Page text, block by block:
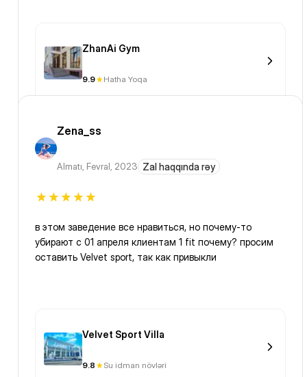
ZhanAi Gym
9.9 Hatha Yoqa
Zena_ss
Almatı, Fevral, 2023 Zal haqqında rəy
в этом заведение все нравиться, но почему-то
убирают с 01 апреля клиентам 1 fit почему? просим
оставить Velvet sport, так как привыкли
Velvet Sport Villa
9.8 Su idman növləri